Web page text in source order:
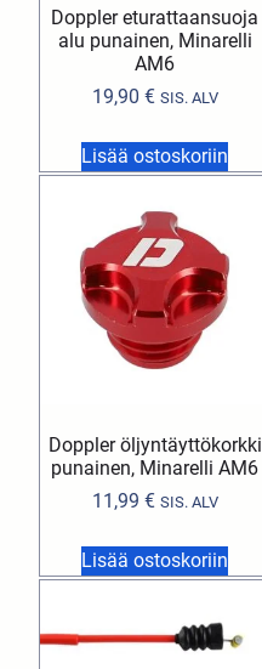
Doppler eturattaansuoja
alu punainen, Minarelli
AM6
19,90 € SIS. ALV
Lisää ostoskoriin
Doppler öljyntäyttökorkki
punainen, Minarelli AM6
11,99 € SIS. ALV
Lisää ostoskoriin